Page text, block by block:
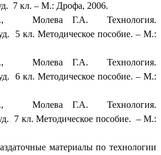
7 кл. – М.: Дрофа, 2006.
Молева Г.А. Технология.
5 кл. Методическое пособие. – М.:
Молева Г.А. Технология.
6 кл. Методическое пособие. – М.:
Молева Г.А. Технология.
7 кл. Методическое пособие. – М.:
материалы по технологии